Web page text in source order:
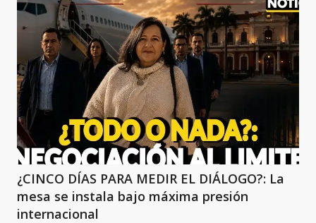
¿CINCO DÍAS PARA MEDIR EL DIÁLOGO?: La
mesa se instala bajo máxima presión
internacional